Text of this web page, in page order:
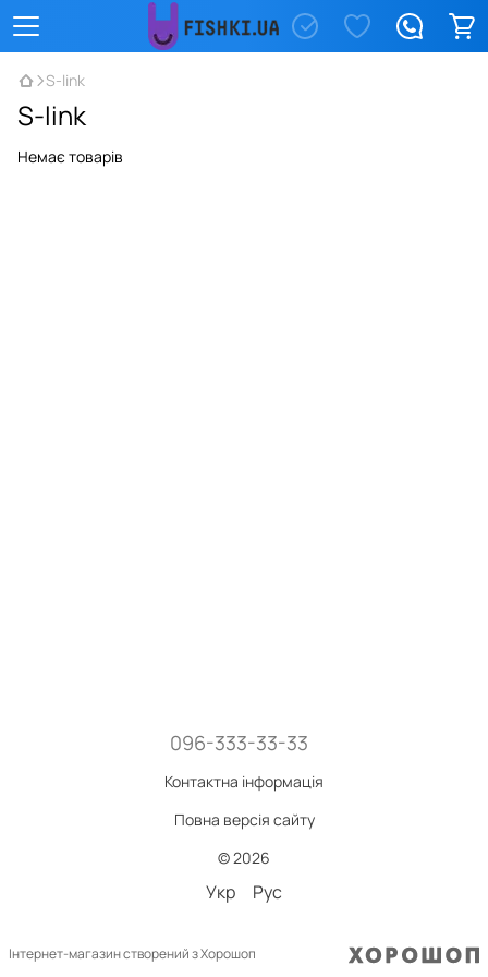
S-link
S-link
Немає товарів
096-333-33-33
Контактна інформація
Повна версія сайту
© 2026
Укр Рус
Інтернет-магазин створений з Хорошоп